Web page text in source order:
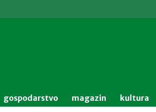
gospodarstvo magazin kultura